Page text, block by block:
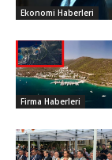
Ekonomi Haberleri
Firma Haberleri